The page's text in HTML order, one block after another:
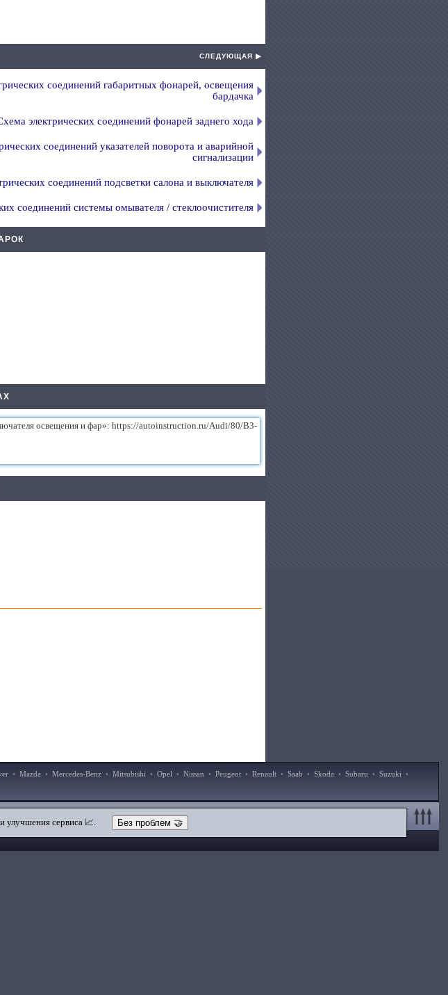
СЛЕДУЮЩАЯ ▶
соединений габаритных фонарей, освещения
бардачка
электрических соединений фонарей заднего хода
соединений указателей поворота и аварийной
сигнализации
соединений подсветки салона и выключателя
соединений системы омывателя / стеклоочистителя
• Mazda • Mercedes-Benz • Mitsubishi • Opel • Nissan • Peugeot • Renault • Saab • Skoda • Subaru • Suzuki •
улучшения сервиса 📈. Без проблем 🤝